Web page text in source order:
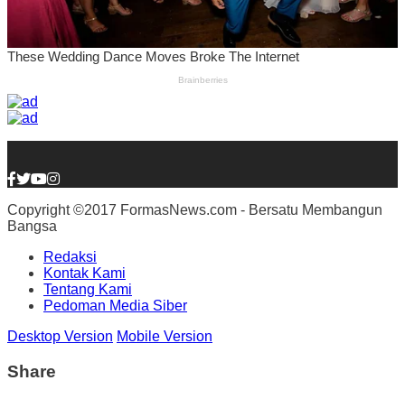
Copyright ©2017 FormasNews.com - Bersatu Membangun
Bangsa
Redaksi
Kontak Kami
Tentang Kami
Pedoman Media Siber
Desktop Version Mobile Version
Share